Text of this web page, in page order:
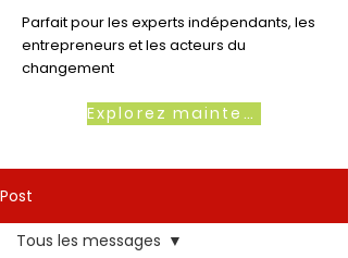
Parfait pour les experts indépendants, les
entrepreneurs et les acteurs du
changement
Explorez maintenant
Post
Tous les messages